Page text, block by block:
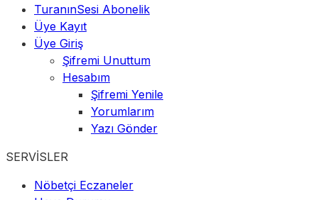
TuranınSesi Abonelik
Üye Kayıt
Üye Giriş
Şifremi Unuttum
Hesabım
Şifremi Yenile
Yorumlarım
Yazı Gönder
SERVİSLER
Nöbetçi Eczaneler